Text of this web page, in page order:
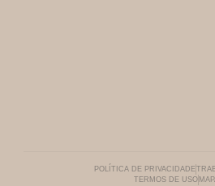
POLÍTICA DE PRIVACIDADE
TERMOS DE USO